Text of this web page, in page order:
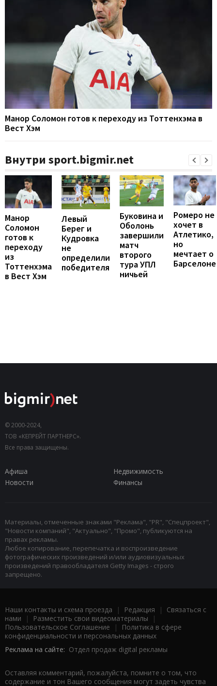
Манор Соломон готов к переходу из Тоттенхэма в
Вест Хэм
Внутри sport.bigmir.net
Манор
Соломон
готов к
переходу
из
Тоттенхэма
в Вест Хэм
Левый
Берег и
Кудровка
не
определили
победителя
Буковина и
Оболонь
завершили
матч
второго
тура УПЛ
ничьей
Ромеро не
хочет в
Атлетико,
но
мечтает о
Барселоне
© 2000-2024,
ТОВ «КЕПРЕЙТ ПАРТНЕРС».
Все права защищены.
Афиша
Недвижимость
Новости
Финансы
Материалы, отмеченные знаками "Реклама", "PR", "Спецпроект",
"Новости компаний", "Актуально", "Промо", публикуются на
правах рекламы.
Любое копирование, перепечатка и воспроизведение
фотографических произведений и/или аудиовизуальных
произведений правообладателя Getty Images - строго
запрещено.
Наши контакты и схема проезда | Редакция | Связаться с
нами | Разместить свои видеоматериалы |
Пользовательское Соглашение |
Политика в сфере
конфиденциальности и персональных данных
Реклама на сайте: Отдел продаж digital рекламы
Оставляя комментарий, пожалуйста, помните о том, что
содержание и тон Вашего сообщения могут задеть чувства